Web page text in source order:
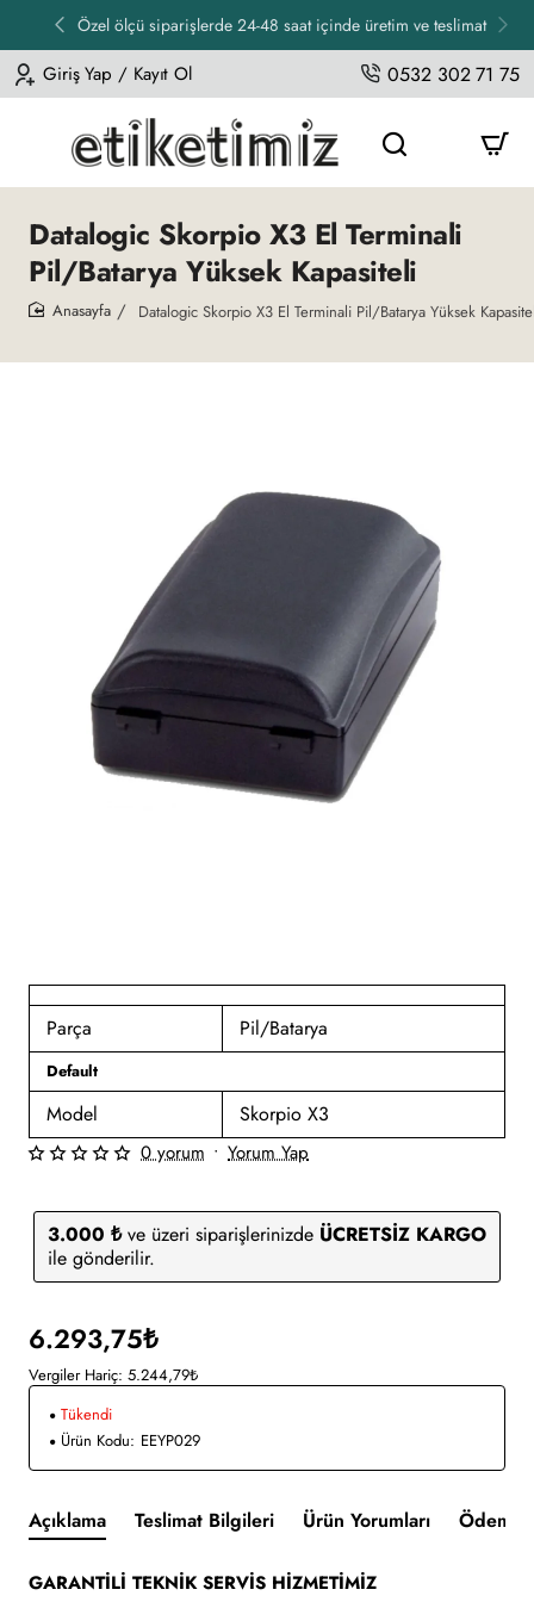
Özel ölçü siparişlerde 24-48 saat içinde üretim ve teslimat
Giriş Yap / Kayıt Ol 0532 302 71 75
Datalogic Skorpio X3 El Terminali
Pil/Batarya Yüksek Kapasiteli
Datalogic Skorpio X3 El Terminali Pil/Batarya Yüksek
Parça Pil/Batarya
Default
Model Skorpio X3
3.000 ₺ve üzeri siparişlerinizde ÜCRETSİZ KARGO
ile gönderilir.
0 yorum • Yorum Yap
6.293,75₺
Vergiler Hariç: 5.244,79₺
Tükendi
Ürün Kodu: EEYP029
Açıklama Teslimat Bilgileri Ürün Yorumları Ödeme
GARANTİLİ TEKNİK SERVİS HİZMETİMİZ